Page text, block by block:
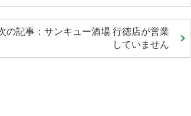
の記事：サンキュー酒場 行徳店が営業
していません